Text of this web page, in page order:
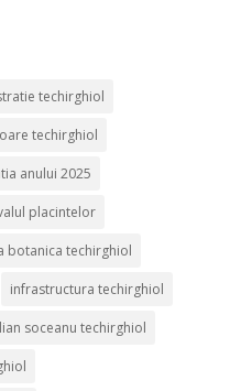
techirghiol
techirghiol
anului 2025
placintelor
botanica techirghiol
infrastructura techirghiol
soceanu techirghiol